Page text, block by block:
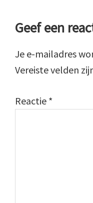
Geef een
Je e-mailadres
Vereiste velden
Reactie *